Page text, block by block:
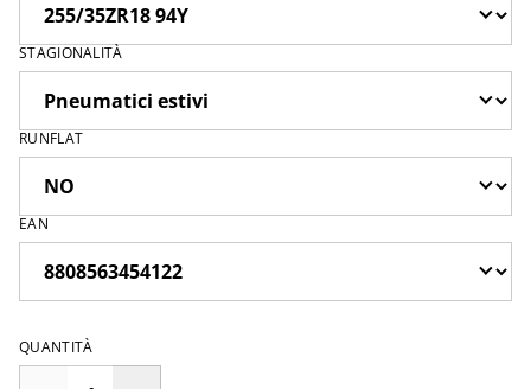
STAGIONALITÀ
RUNFLAT
EAN
QUANTITÀ